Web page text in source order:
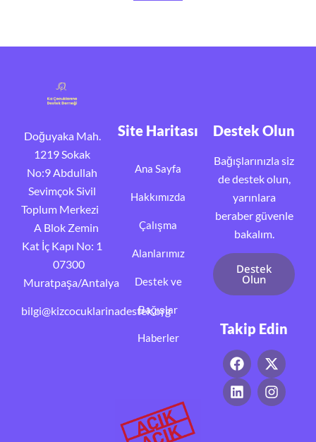
Doğuyaka Mah.
1219 Sokak
No:9 Abdullah
Sevimçok Sivil
Toplum Merkezi
A Blok Zemin
Kat İç Kapı No: 1
07300
Muratpaşa/Antalya
bilgi@kizcocuklarinadestek.org
Site Haritası
Ana Sayfa
Hakkımızda
Çalışma
Alanlarımız
Destek ve
Bağışlar
Haberler
Destek Olun
Bağışlarınızla siz
de destek olun,
yarınlara
beraber güvenle
bakalım.
Destek
Olun
Takip Edin